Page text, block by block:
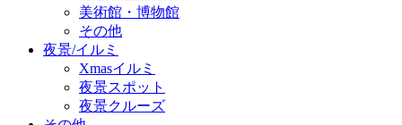
美術館・博物館
その他
夜景/イルミ
Xmasイルミ
夜景スポット
夜景クルーズ